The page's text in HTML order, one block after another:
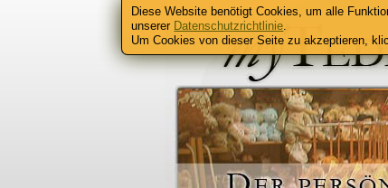
Diese Website benötigt Cookies, um alle
unserer Datenschutzrichtlinie.
Um Cookies von dieser Seite zu akzeptieren,